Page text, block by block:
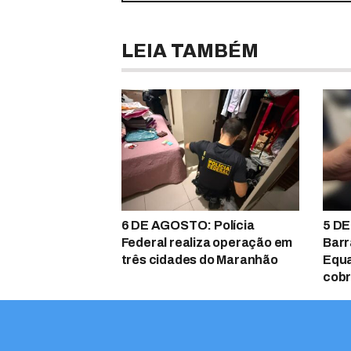
LEIA TAMBÉM
6 DE AGOSTO: Polícia
Federal realiza operação em
três cidades do Maranhão
5